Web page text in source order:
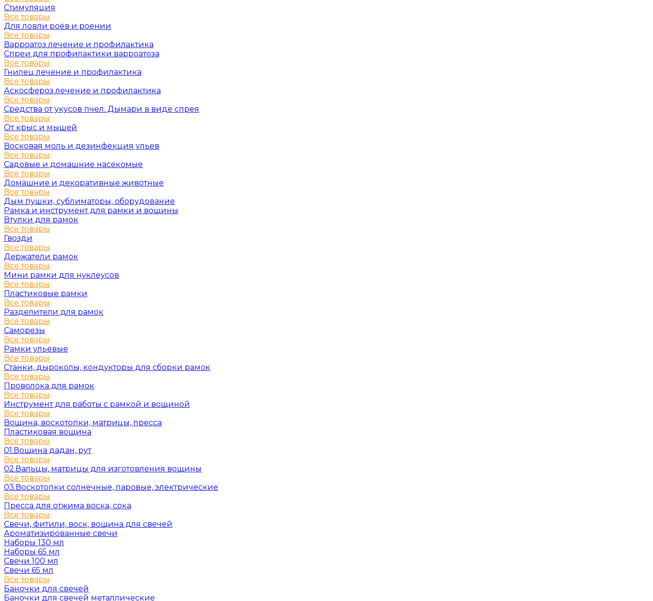
Стимуляция
Все товары
Для ловли роёв и роении
Все товары
Варроатоз лечение и профилактика
Спреи для профилактики варроатоза
Все товары
Гнилец лечение и профилактика
Все товары
Аскосфероз лечение и профилактика
Все товары
Средства от укусов пчел. Дымари в виде спрея
Все товары
От крыс и мышей
Все товары
Восковая моль и дезинфекция ульев
Все товары
Садовые и домашние насекомые
Все товары
Домашние и декоративные животные
Все товары
Дым пушки, сублиматоры, оборудование
Рамка и инструмент для рамки и вощины
Втулки для рамок
Все товары
Гвозди
Все товары
Держатели рамок
Все товары
Мини рамки для нуклеусов
Все товары
Пластиковые рамки
Все товары
Разделители для рамок
Все товары
Саморезы
Все товары
Рамки ульевые
Все товары
Станки, дыроколы, кондукторы для сборки рамок
Все товары
Проволока для рамок
Все товары
Инструмент для работы с рамкой и вощиной
Все товары
Вощина, воскотопки, матрицы, пресса
Пластиковая вощина
Все товары
01.Вощина дадан, рут
Все товары
02.Вальцы, матрицы для изготовления вощины
Все товары
03.Воскотопки солнечные, паровые, электрические
Все товары
Пресса для отжима воска, сока
Все товары
Свечи, фитили, воск, вощина для свечей
Ароматизированные свечи
Наборы 130 мл
Наборы 65 мл
Свечи 100 мл
Свечи 65 мл
Все товары
Баночки для свечей
Баночки для свечей металлические